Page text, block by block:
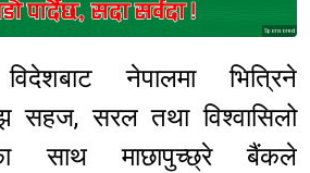
Sponsored
नेपालमा भित्रिने
सहज, सरल तथा विश्वासिलो
साथ माछापुच्छ्रे बैंकले